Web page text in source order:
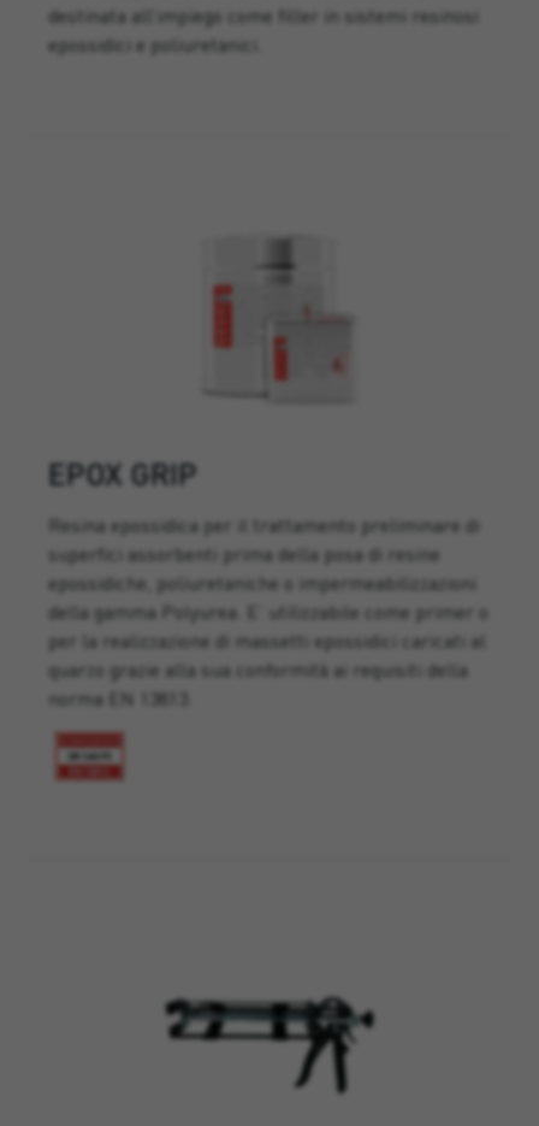
destinata all’impiego come filler in sistemi resinosi
epossidici e poliuretanici.
EPOX GRIP
Resina epossidica per il trattamento preliminare di
superfici assorbenti prima della posa di resine
epossidiche, poliuretaniche o impermeabilizzazioni
della gamma Polyurea. E’ utilizzabile come primer o
per la realizzazione di massetti epossidici caricati al
quarzo grazie alla sua conformità ai requisiti della
norma EN 13813.